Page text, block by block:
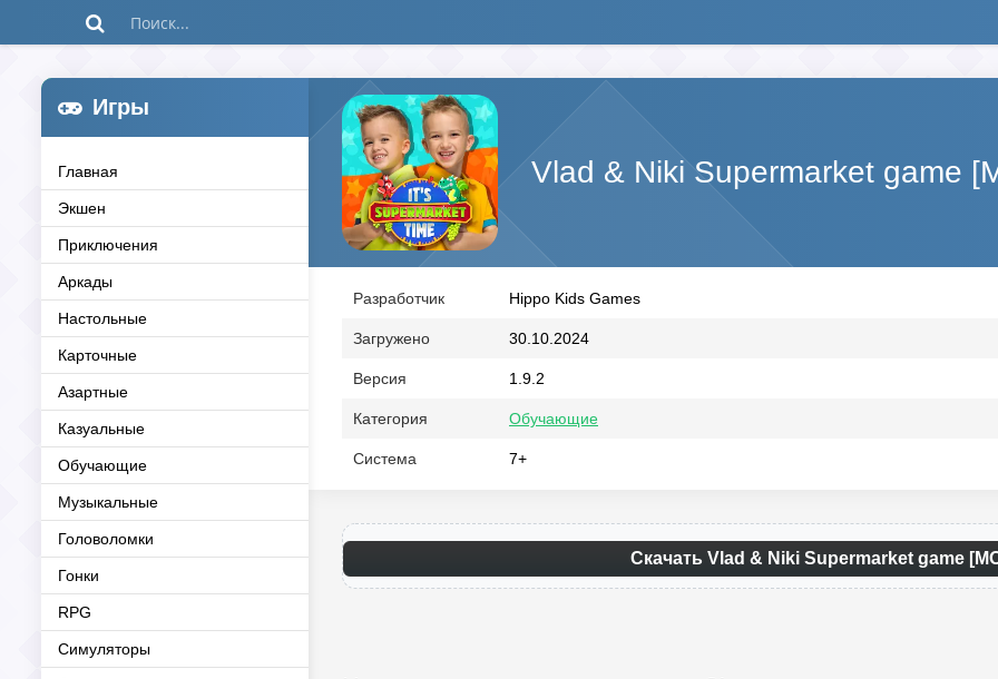
Игры
Главная
Экшен
Приключения
Аркады
Настольные
Карточные
Азартные
Казуальные
Обучающие
Музыкальные
Головоломки
Гонки
RPG
Симуляторы
Vlad & Niki Supermarket game
Разработчик Hippo Kids Games
Загружено 30.10.2024
Версия 1.9.2
Категория Обучающие
Система 7+
Скачать Vlad & Niki Supermarket game